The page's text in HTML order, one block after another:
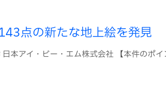
点の新たな地上絵を発見
本アイ・ビー・エム株式会社 【本件のポイ